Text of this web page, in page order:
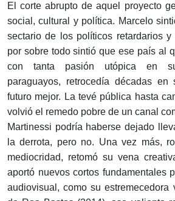
El corte abrupto de aquel proyecto
social, cultural y política. Marcelo
sectario de los políticos retardarios y
por sobre todo sintió que ese país al
con tanta pasión utópica en
paraguayos, retrocedía décadas
futuro mejor. La tevé pública hasta
volvió el remedo pobre de un canal
Martinessi podría haberse dejado
la derrota, pero no. Una vez más,
mediocridad, retomó su vena
aportó nuevos cortos fundamentales
audiovisual, como su estremecedora